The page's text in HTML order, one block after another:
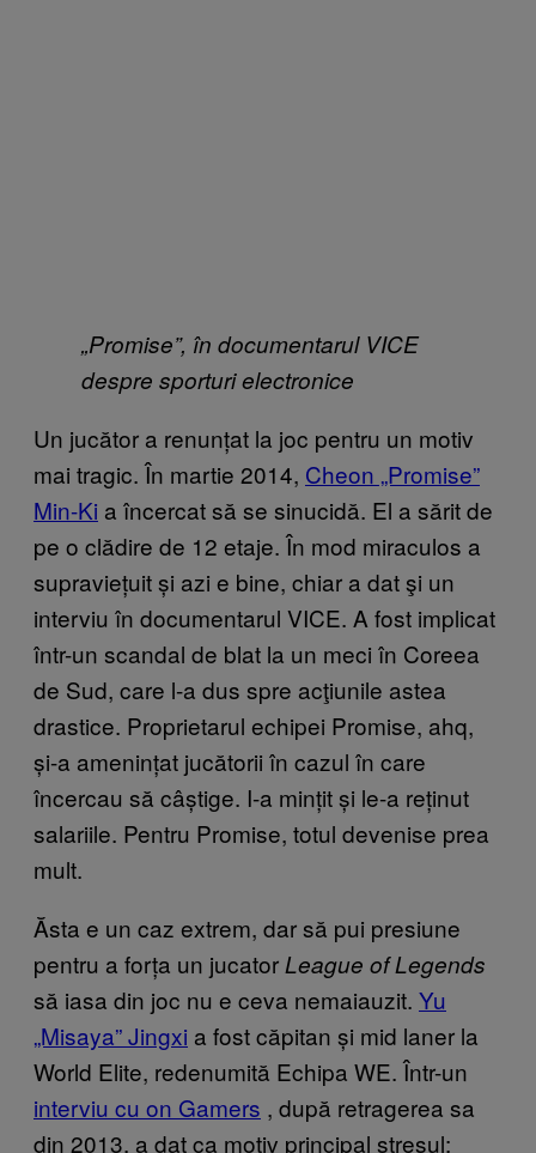
„Promise”, în documentarul VICE
despre sporturi electronice
Un jucător a renunțat la joc pentru un motiv
mai tragic. În martie 2014, Cheon „Promise”
Min-Ki a încercat să se sinucidă. El a sărit de
pe o clădire de 12 etaje. În mod miraculos a
supraviețuit și azi e bine, chiar a dat şi un
interviu în documentarul VICE. A fost implicat
într-un scandal de blat la un meci în Coreea
de Sud, care l-a dus spre acţiunile astea
drastice. Proprietarul echipei Promise, ahq,
și-a amenințat jucătorii în cazul în care
încercau să câștige. I-a mințit și le-a reținut
salariile. Pentru Promise, totul devenise prea
mult.
Ăsta e un caz extrem, dar să pui presiune
pentru a forța un jucator League of Legends
să iasa din joc nu e ceva nemaiauzit. Yu
„Misaya” Jingxi a fost căpitan și mid laner la
World Elite, redenumită Echipa WE. Într-un
interviu cu on Gamers , după retragerea sa
din 2013, a dat ca motiv principal stresul: